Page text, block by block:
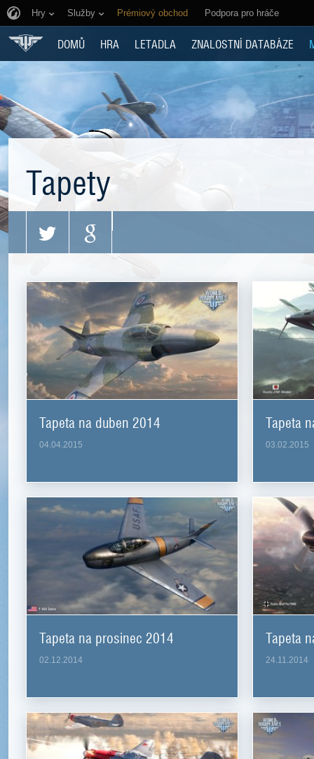
Hry Služby Prémiový obchod Podpora pro hráče
DOMŮ HRA LETADLA ZNALOSTNÍ DATABÁZE
Tapety
Tapeta na duben 2014
04.04.2015
Tapeta
03.02.2015
Tapeta na prosinec 2014
02.12.2014
Tapeta
24.11.2014